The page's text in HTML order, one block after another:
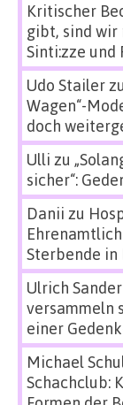
Kritischer
gibt, sind wir
Sinti:zze und
Udo Stailerzu
Wagen“-
doch
Ulli zu
sicher“:
Danii zu
Sterbende in
Ulrich Sander
versammeln
einer
Michael
Schachclub: